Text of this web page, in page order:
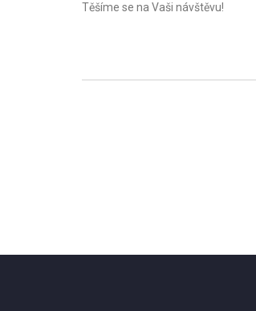
Těšíme se na Vaši návštěvu!